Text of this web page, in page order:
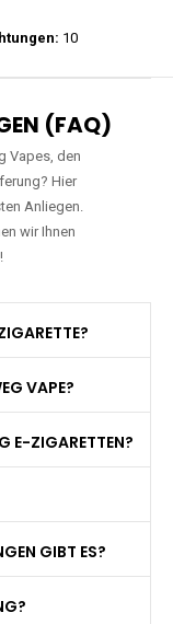
10
(FAQ)
Vapes, den
Hier
Anliegen.
wir Ihnen
VAPE?
E-ZIGARETTEN?
GIBT ES?